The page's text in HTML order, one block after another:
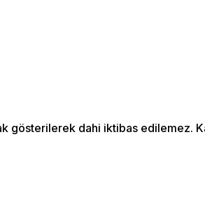
gösterilerek dahi iktibas edilemez.